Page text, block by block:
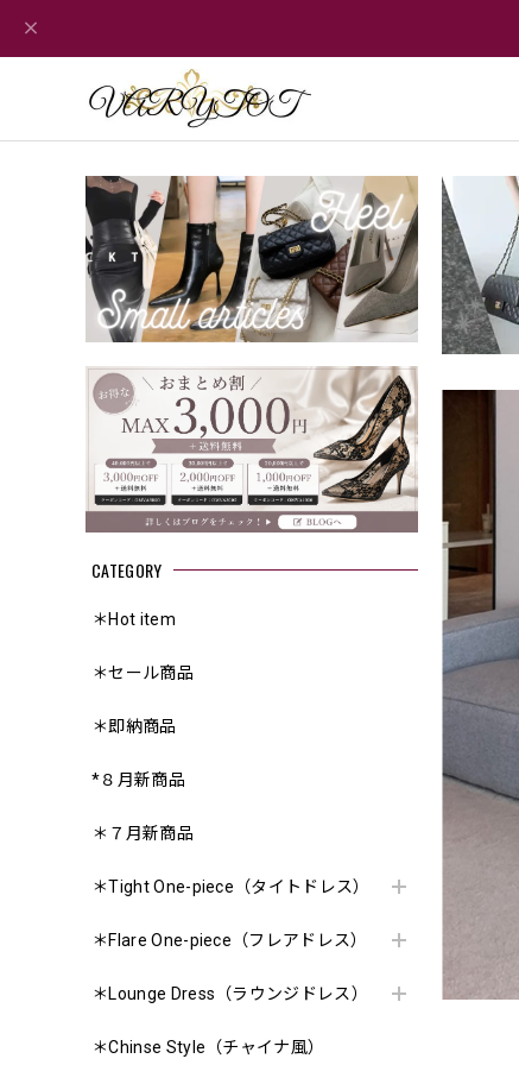
CATEGORY
＊Hot item
＊セール商品
＊即納商品
*８月新商品
＊７月新商品
＊Tight One-piece（タイトドレス）
＊Flare One-piece（フレアドレス）
＊Lounge Dress（ラウンジドレス）
＊Chinse Style（チャイナ風）